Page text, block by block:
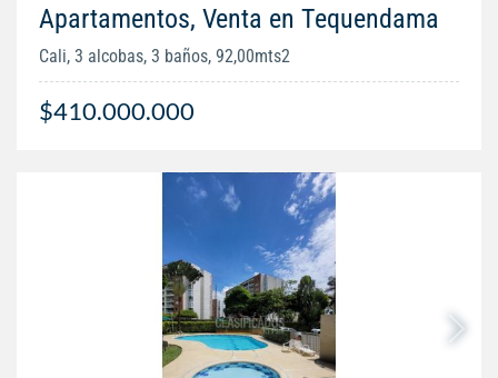
Apartamentos, Venta en Tequendama
Cali, 3 alcobas, 3 baños, 92,00mts2
$410.000.000